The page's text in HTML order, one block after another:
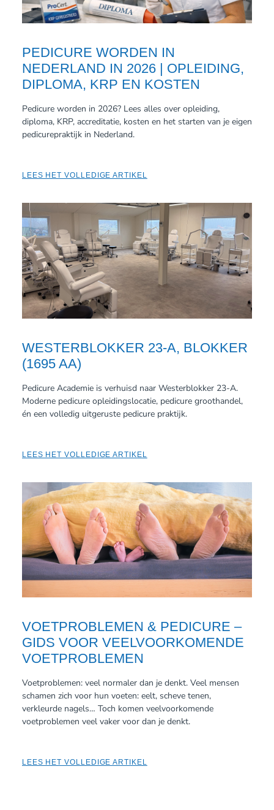
PEDICURE WORDEN IN
NEDERLAND IN 2026 | OPLEIDING,
DIPLOMA, KRP EN KOSTEN
Pedicure worden in 2026? Lees alles over opleiding,
diploma, KRP, accreditatie, kosten en het starten van je eigen
pedicurepraktijk in Nederland.
LEES HET VOLLEDIGE ARTIKEL
WESTERBLOKKER 23-A, BLOKKER
(1695 AA)
Pedicure Academie is verhuisd naar Westerblokker 23-A.
Moderne pedicure opleidingslocatie, pedicure groothandel,
én een volledig uitgeruste pedicure praktijk.
LEES HET VOLLEDIGE ARTIKEL
VOETPROBLEMEN & PEDICURE –
GIDS VOOR VEELVOORKOMENDE
VOETPROBLEMEN
Voetproblemen: veel normaler dan je denkt. Veel mensen
schamen zich voor hun voeten: eelt, scheve tenen,
verkleurde nagels… Toch komen veelvoorkomende
voetproblemen veel vaker voor dan je denkt.
LEES HET VOLLEDIGE ARTIKEL